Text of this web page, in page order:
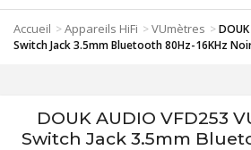
Accueil >Appareils HiFi >VUmètres >
Switch Jack 3.5mm Bluetooth 80Hz-16KHz
DOUK AUDIO VFD253
Switch Jack 3.5mm